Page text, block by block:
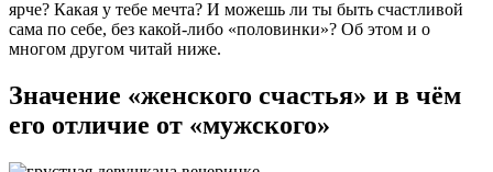
ярче? Какая у тебе мечта? И можешь ли ты быть счастливой
сама по себе, без какой-либо «половинки»? Об этом и о
многом другом читай ниже.
Значение «женского счастья» и в чём
его отличие от «мужского»